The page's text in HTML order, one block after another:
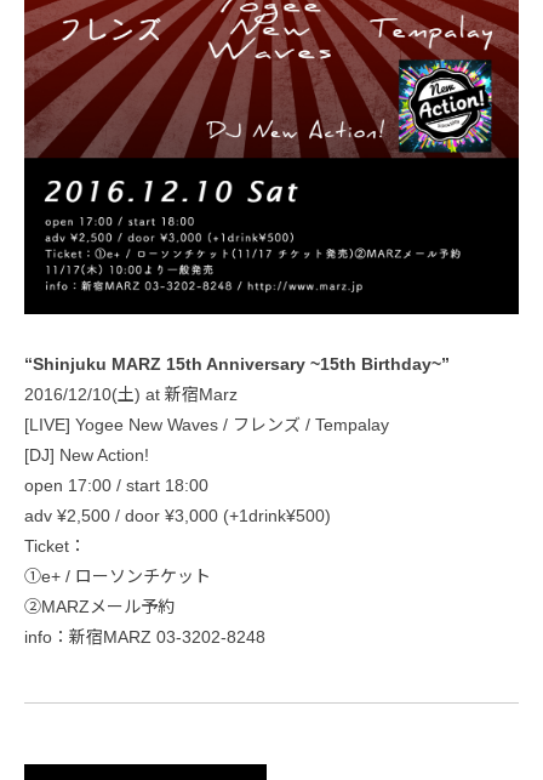
“Shinjuku MARZ 15th Anniversary ~15th Birthday~”
2016/12/10(土) at 新宿Marz
[LIVE] Yogee New Waves / フレンズ / Tempalay
[DJ] New Action!
open 17:00 / start 18:00
adv ¥2,500 / door ¥3,000 (+1drink¥500)
Ticket：
①e+ / ローソンチケット
②MARZメール予約
info：新宿MARZ 03-3202-8248